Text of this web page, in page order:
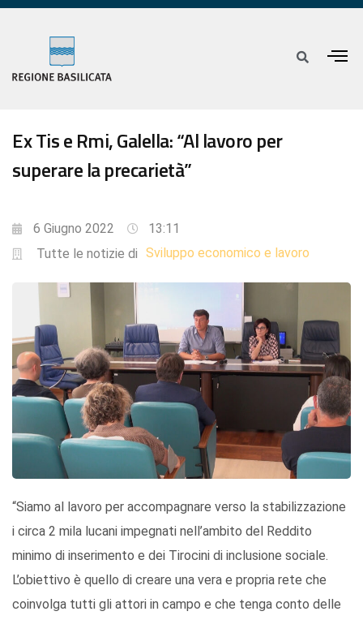
Ex Tis e Rmi, Galella: “Al lavoro per
superare la precarietà”
6 Giugno 2022
13:11
Tutte le notizie di Sviluppo economico e lavoro
“Siamo al lavoro per accompagnare verso la stabilizzazione
i circa 2 mila lucani impegnati nell’ambito del Reddito
minimo di inserimento e dei Tirocini di inclusione sociale.
L’obiettivo è quello di creare una vera e propria rete che
coinvolga tutti gli attori in campo e che tenga conto delle